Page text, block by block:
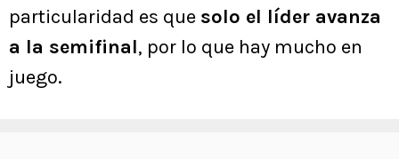
particularidad es que solo el líder avanza
a la semifinal, por lo que hay mucho en
juego.